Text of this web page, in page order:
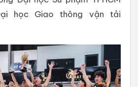
học Giao thông vận tải